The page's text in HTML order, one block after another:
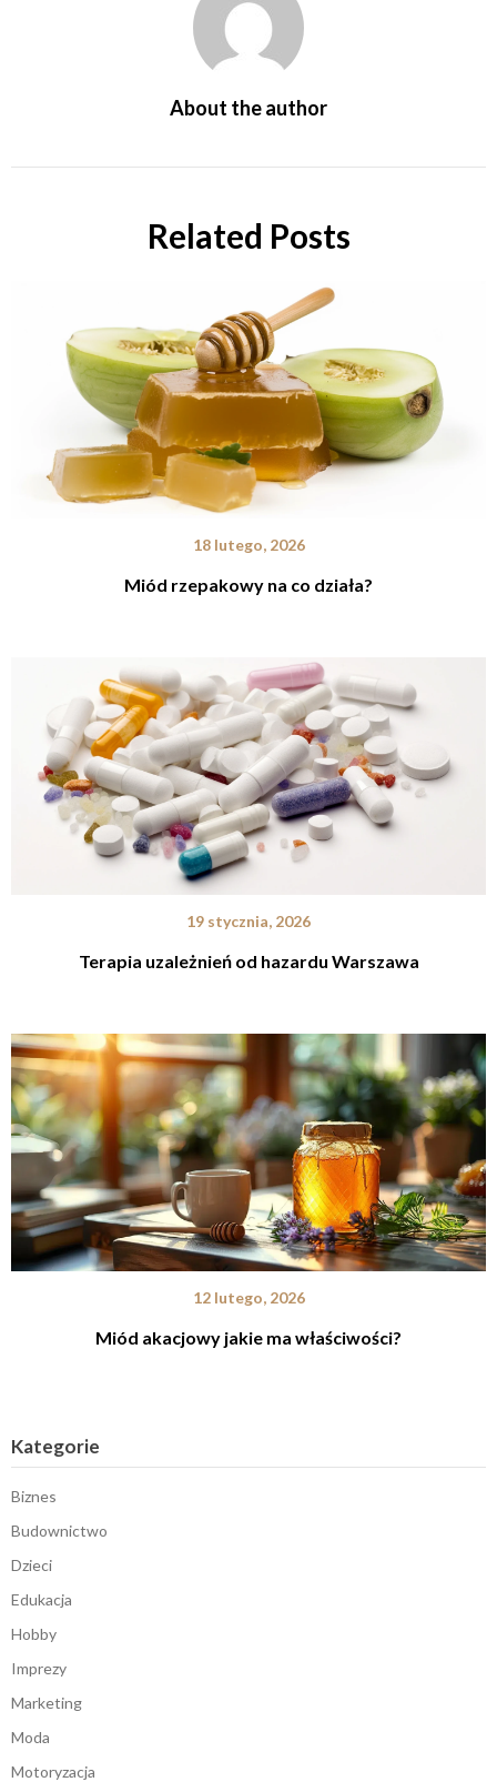
About the author
Related Posts
18 lutego, 2026
Miód rzepakowy na co działa?
19 stycznia, 2026
Terapia uzależnień od hazardu Warszawa
12 lutego, 2026
Miód akacjowy jakie ma właściwości?
Kategorie
Biznes
Budownictwo
Dzieci
Edukacja
Hobby
Imprezy
Marketing
Moda
Motoryzacja